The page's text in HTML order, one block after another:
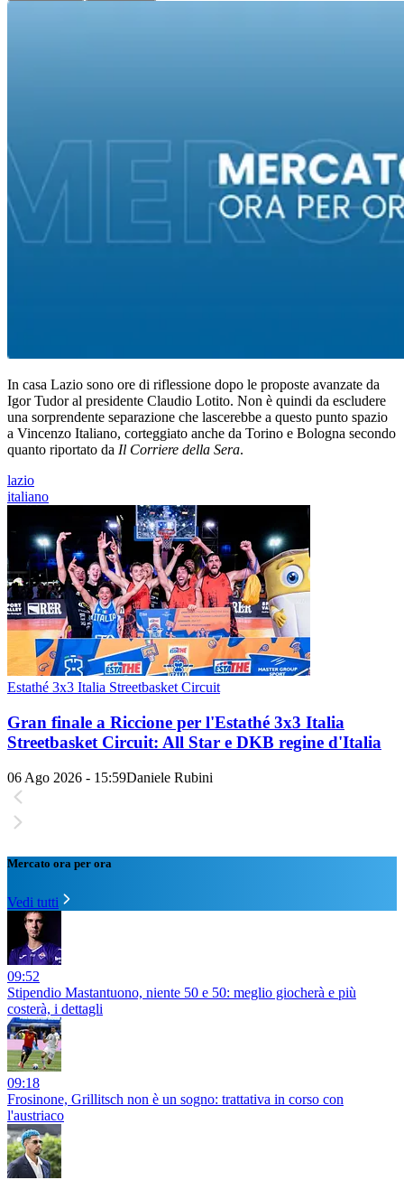
In casa Lazio sono ore di riflessione dopo le proposte avanzate da
Igor Tudor al presidente Claudio Lotito. Non è quindi da escludere
una sorprendente separazione che lascerebbe a questo punto spazio
a Vincenzo Italiano, corteggiato anche da Torino e Bologna secondo
quanto riportato da Il Corriere della Sera.
lazio
italiano
Estathé 3x3 Italia Streetbasket Circuit
Gran finale a Riccione per l'Estathé 3x3 Italia
Streetbasket Circuit: All Star e DKB regine d'Italia
06 Ago 2026 - 15:59Daniele Rubini
Mercato ora per ora
Vedi tutti
09:52
Stipendio Mastantuono, niente 50 e 50: meglio giocherà e più
costerà, i dettagli
09:18
Frosinone, Grillitsch non è un sogno: trattativa in corso con
l'austriaco